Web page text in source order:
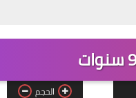
الحجم